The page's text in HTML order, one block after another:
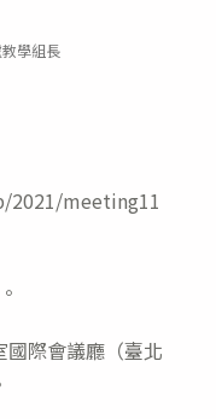
學組長
meeting11
際會議廳（臺北